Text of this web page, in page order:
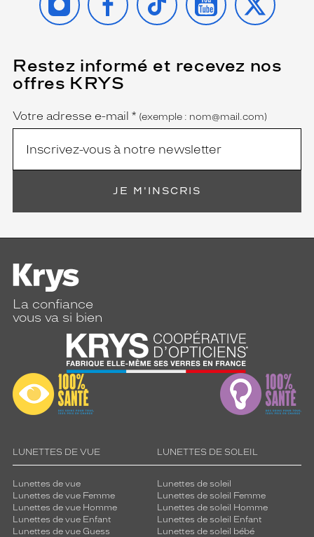
Restez informé et recevez nos
offres KRYS
Name
Votre adresse e-mail *
(Ce
champ
est
obligatoire)
(exemple : nom@mail.com)
JE M'INSCRIS
La confiance
vous va si bien
LUNETTES DE VUE
Lunettes de vue
Lunettes de vue Femme
Lunettes de vue Homme
Lunettes de vue Enfant
Lunettes de vue Guess
LUNETTES DE SOLEIL
Lunettes de soleil
Lunettes de soleil Femme
Lunettes de soleil Homme
Lunettes de soleil Enfant
Lunettes de soleil bébé